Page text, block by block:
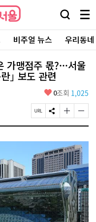
검
창
열
기
메
뉴
전
체
보
기
비주얼 뉴스 우리동
맹점주 몫?···서울
｣ 보도 관련
좋
요
0조회 1,025
페
이
U
L
복
사
S
N
공
유
하
기
글
자
기
크
게
변
경
하
기
글
자
기
작
게
변
경
하
기